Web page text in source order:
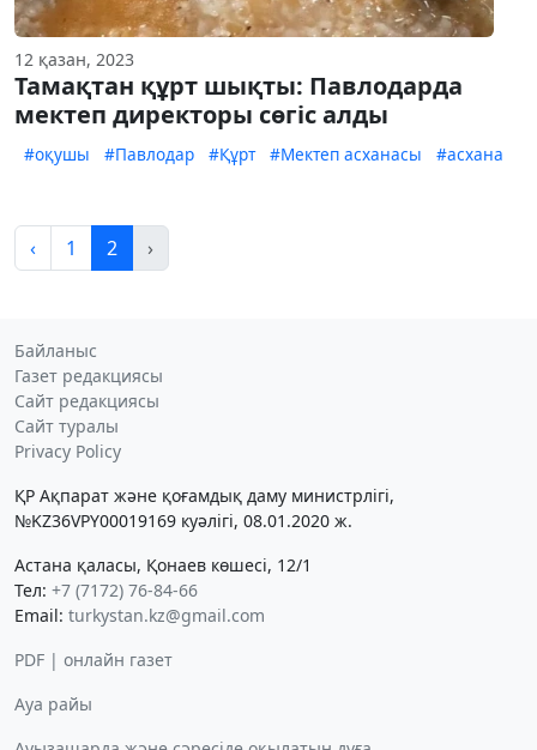
12 қазан, 2023
Тамақтан құрт шықты: Павлодарда
мектеп директоры сөгіс алды
#оқушы #Павлодар #Құрт #Мектеп асханасы #асхана
‹ 1 2 ›
Байланыс
Газет редакциясы
Сайт редакциясы
Сайт туралы
Privacy Policy
ҚР Ақпарат және қоғамдық даму министрлігі,
№KZ36VPY00019169 куәлігі, 08.01.2020 ж.
Астана қаласы, Қонаев көшесі, 12/1
Тел: +7 (7172) 76-84-66
Email: turkystan.kz@gmail.com
PDF | онлайн газет
Ауа райы